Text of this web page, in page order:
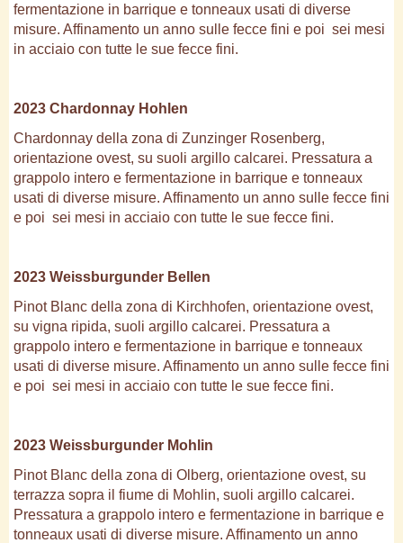
fermentazione in barrique e tonneaux usati di diverse
misure. Affinamento un anno sulle fecce fini e poi sei mesi
in acciaio con tutte le sue fecce fini.
2023 Chardonnay Hohlen
Chardonnay della zona di Zunzinger Rosenberg,
orientazione ovest, su suoli argillo calcarei. Pressatura a
grappolo intero e fermentazione in barrique e tonneaux
usati di diverse misure. Affinamento un anno sulle fecce fini
e poi sei mesi in acciaio con tutte le sue fecce fini.
2023 Weissburgunder Bellen
Pinot Blanc della zona di Kirchhofen, orientazione ovest,
su vigna ripida, suoli argillo calcarei. Pressatura a
grappolo intero e fermentazione in barrique e tonneaux
usati di diverse misure. Affinamento un anno sulle fecce fini
e poi sei mesi in acciaio con tutte le sue fecce fini.
2023 Weissburgunder Mohlin
Pinot Blanc della zona di Olberg, orientazione ovest, su
terrazza sopra il fiume di Mohlin, suoli argillo calcarei.
Pressatura a grappolo intero e fermentazione in barrique e
tonneaux usati di diverse misure. Affinamento un anno